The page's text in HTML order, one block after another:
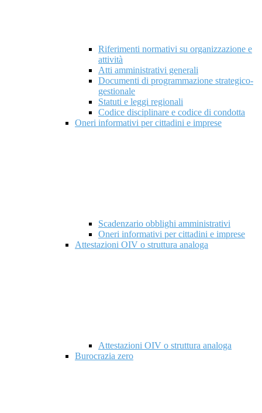
Riferimenti normativi su organizzazione e
attività
Atti amministrativi generali
Documenti di programmazione strategico-
gestionale
Statuti e leggi regionali
Codice disciplinare e codice di condotta
Oneri informativi per cittadini e imprese
Scadenzario obblighi amministrativi
Oneri informativi per cittadini e imprese
Attestazioni OIV o struttura analoga
Attestazioni OIV o struttura analoga
Burocrazia zero